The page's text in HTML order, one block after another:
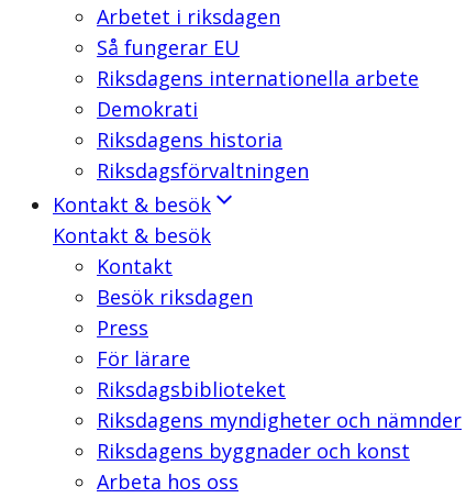
Arbetet i riksdagen
Så fungerar EU
Riksdagens internationella arbete
Demokrati
Riksdagens historia
Riksdagsförvaltningen
Kontakt & besök
Kontakt & besök
Kontakt
Besök riksdagen
Press
För lärare
Riksdagsbiblioteket
Riksdagens myndigheter och nämnder
Riksdagens byggnader och konst
Arbeta hos oss